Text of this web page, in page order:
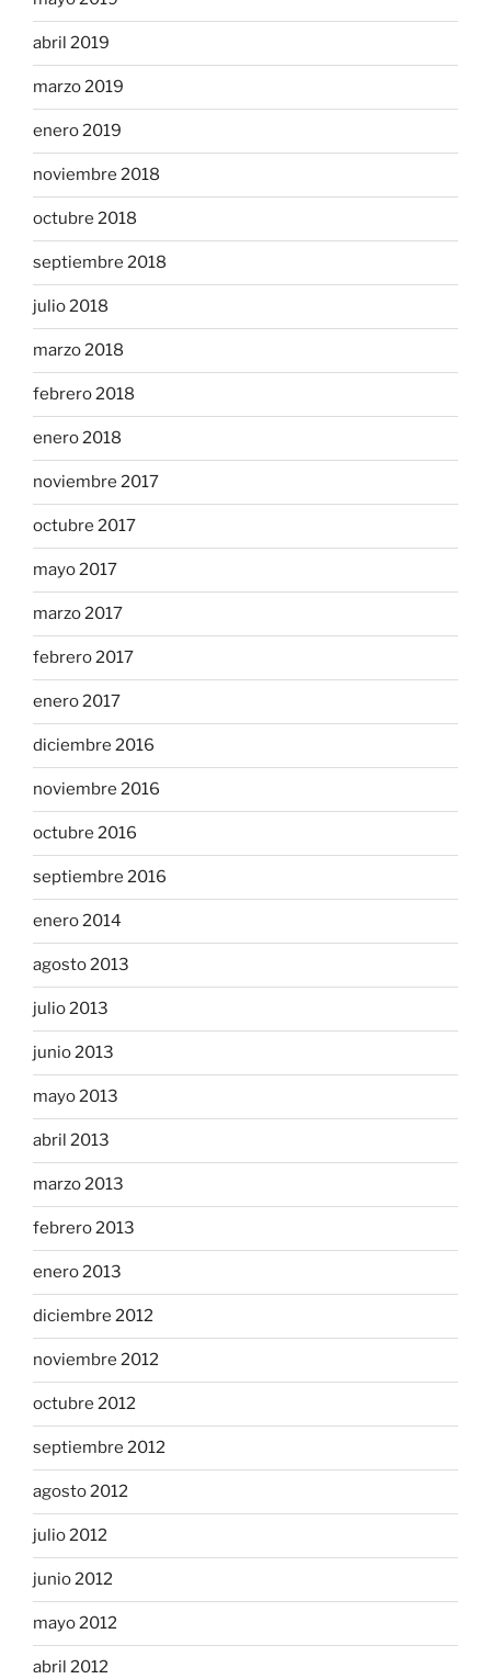
abril 2019
marzo 2019
enero 2019
noviembre 2018
octubre 2018
septiembre 2018
julio 2018
marzo 2018
febrero 2018
enero 2018
noviembre 2017
octubre 2017
mayo 2017
marzo 2017
febrero 2017
enero 2017
diciembre 2016
noviembre 2016
octubre 2016
septiembre 2016
enero 2014
agosto 2013
julio 2013
junio 2013
mayo 2013
abril 2013
marzo 2013
febrero 2013
enero 2013
diciembre 2012
noviembre 2012
octubre 2012
septiembre 2012
agosto 2012
julio 2012
junio 2012
mayo 2012
abril 2012